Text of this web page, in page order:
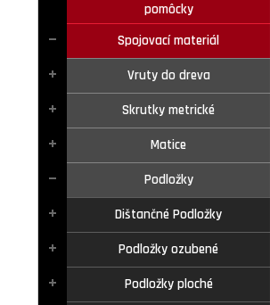
pomôcky
Spojovací materiál
Vruty do dreva
Skrutky metrické
Matice
Podložky
Dištančné Podložky
Podložky ozubené
Podložky ploché